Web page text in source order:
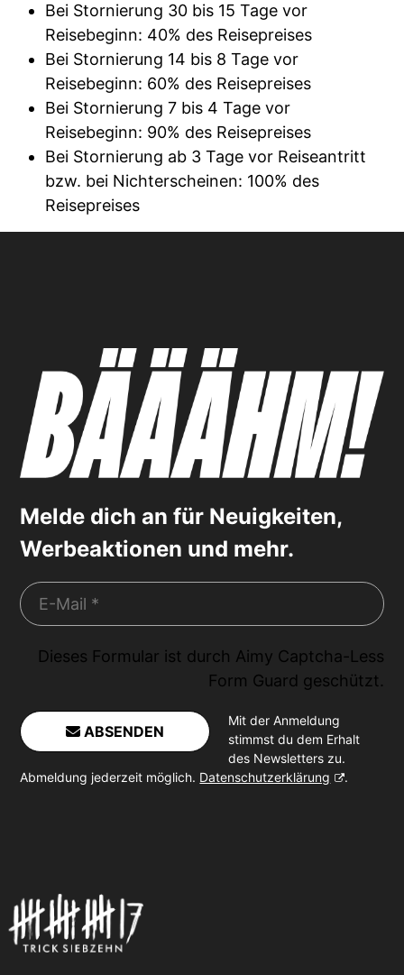
Bei Stornierung 30 bis 15 Tage vor
Reisebeginn: 40% des Reisepreises
Bei Stornierung 14 bis 8 Tage vor
Reisebeginn: 60% des Reisepreises
Bei Stornierung 7 bis 4 Tage vor
Reisebeginn: 90% des Reisepreises
Bei Stornierung ab 3 Tage vor Reiseantritt
bzw. bei Nichterscheinen: 100% des
Reisepreises
Melde dich an für Neuigkeiten,
Werbeaktionen und mehr.
Dieses Formular ist durch Aimy Captcha-Less
Form Guard geschützt.
ABSENDEN
Mit der Anmeldung
stimmst du dem Erhalt
des Newsletters zu.
Abmeldung jederzeit möglich. Datenschutzerklärung .